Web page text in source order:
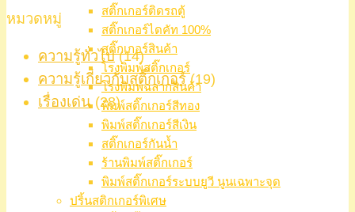
สติ๊กเกอร์ติดรถตู้
สติ๊กเกอร์ไดคัท 100%
สติ๊กเกอร์สินค้า
โรงพิมพ์สติ๊กเกอร์
โรงพิมพ์ฉลากสินค้า
พิมพ์สติ๊กเกอร์สีทอง
พิมพ์สติ๊กเกอร์สีเงิน
สติ๊กเกอร์กันน้ำ
ร้านพิมพ์สติ๊กเกอร์
พิมพ์สติ๊กเกอร์ระบบยูวี นูนเฉพาะจุด
ปริ้นสติกเกอร์พิเศษ
หมวดหมู่
ความรู้ทั่วไป(14)
ความรู้เกี่ยวกับสติ๊กเกอร์(19)
เรื่องเด่น(28)